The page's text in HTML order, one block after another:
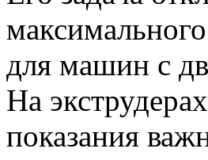
для машин с
На
показания